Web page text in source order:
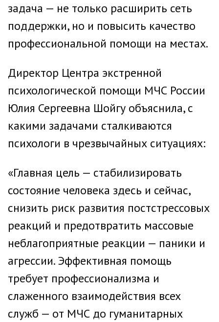
задача — не только расширить сеть
поддержки, но и повысить качество
профессиональной помощи на местах.
Директор Центра экстренной
психологической помощи МЧС России
Юлия Сергеевна Шойгу объяснила, с
какими задачами сталкиваются
психологи в чрезвычайных ситуациях:
«Главная цель — стабилизировать
состояние человека здесь и сейчас,
снизить риск развития постстрессовых
реакций и предотвратить массовые
неблагоприятные реакции — паники и
агрессии. Эффективная помощь
требует профессионализма и
слаженного взаимодействия всех
служб — от МЧС до гуманитарных